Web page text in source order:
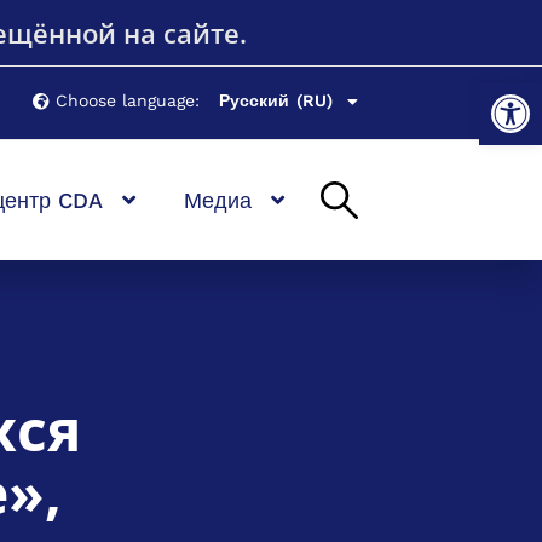
на сайте.
Choose language: Русский (RU)
Română (RO)
CDA Медиа